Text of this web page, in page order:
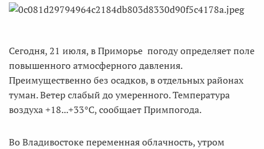
Сегодня, 21 июля, в Приморье погоду определяет поле
повышенного атмосферного давления.
Преимущественно без осадков, в отдельных районах
туман. Ветер слабый до умеренного. Температура
воздуха +18...+33°C, сообщает Примпогода.
Во Владивостоке переменная облачность, утром